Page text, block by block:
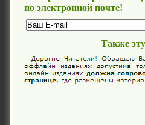
по электронной почте!
Также